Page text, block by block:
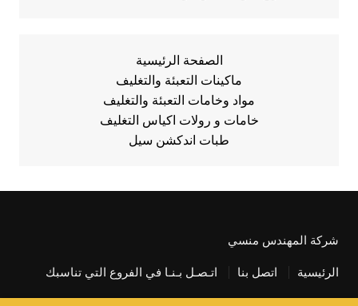
الصفحة الرئيسية
ماكينات التعبئة والتغليف
مواد وخامات التعبئة والتغليف
خامات و رولات اكياس التغليف
طبات اندكشن سيل
شركة المهندس منسي
الرئيسية اتصل بنا اتـصـل بـنـا في الفروع التي تناسبك